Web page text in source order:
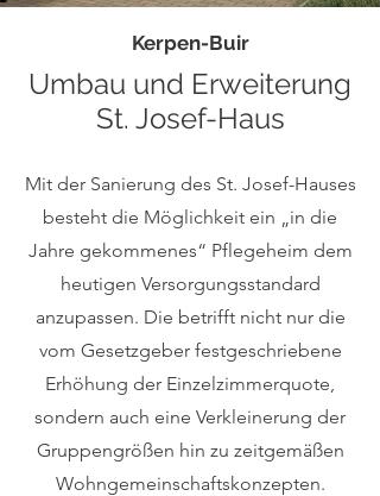
Kerpen-Buir
Umbau und Erweiterung
St. Josef-Haus
Mit der Sanierung des St. Josef-Hauses
besteht die Möglichkeit ein „in die
Jahre gekommenes“ Pflegeheim dem
heutigen Versorgungsstandard
anzupassen. Die betrifft nicht nur die
vom Gesetzgeber festgeschriebene
Erhöhung der Einzelzimmerquote,
sondern auch eine Verkleinerung der
Gruppengrößen hin zu zeitgemäßen
Wohngemeinschaftskonzepten.